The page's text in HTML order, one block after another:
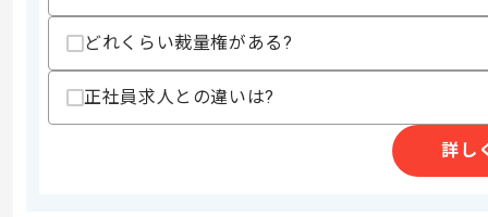
・Office365/Exchangeの経験
・ビジネスレベルの英語力
・ネットワーク/Windows Server 2018/
・大規模メールシステムの移行展開の対
どれくらい裁量権がある?
正社員求人との違いは?
詳し